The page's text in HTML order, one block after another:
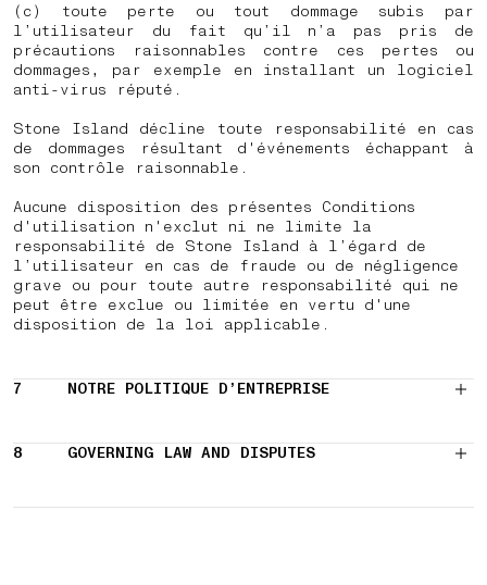
(c) toute perte ou tout dommage subis par
l’utilisateur du fait qu’il n’a pas pris de
précautions raisonnables contre ces pertes ou
dommages, par exemple en installant un logiciel
anti-virus réputé.
Stone Island décline toute responsabilité en cas
de dommages résultant d'événements échappant à
son contrôle raisonnable.
Aucune disposition des présentes Conditions
d'utilisation n'exclut ni ne limite la
responsabilité de Stone Island à l’égard de
l’utilisateur en cas de fraude ou de négligence
grave ou pour toute autre responsabilité qui ne
peut être exclue ou limitée en vertu d'une
disposition de la loi applicable.
7 NOTRE POLITIQUE D’ENTREPRISE
8 GOVERNING LAW AND DISPUTES